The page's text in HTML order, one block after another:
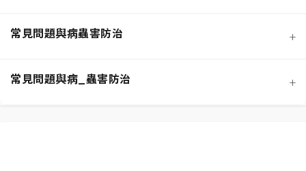
寵物安全與有毒植物清單
功能性植物推薦 (淨化空氣)
施肥策略：植物的營養補充
常見問題與病蟲害防治 +
常見問題與病_蟲害防治 +